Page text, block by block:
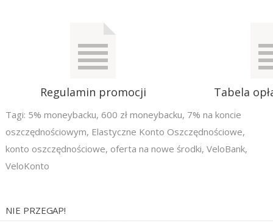
Regulamin promocji Tabela
Tagi: 5% moneybacku, 600 zł moneybacku, 7% na koncie
oszczędnościowym, Elastyczne Konto Oszczędnościowe,
konto oszczędnościowe, oferta na nowe środki, VeloBank,
VeloKonto
NIE PRZEGAP!